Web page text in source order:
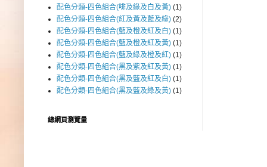
配色分類-四色組合(啡及綠及白及黃) (1)
配色分類-四色組合(紅及黃及藍及綠) (2)
配色分類-四色組合(藍及橙及紅及白) (1)
配色分類-四色組合(藍及橙及紅及黃) (1)
配色分類-四色組合(藍及綠及橙及紅) (1)
配色分類-四色組合(黑及紫及紅及黃) (1)
配色分類-四色組合(黑及藍及紅及白) (1)
配色分類-四色組合(黑及藍及綠及黃) (1)
總網頁瀏覽量